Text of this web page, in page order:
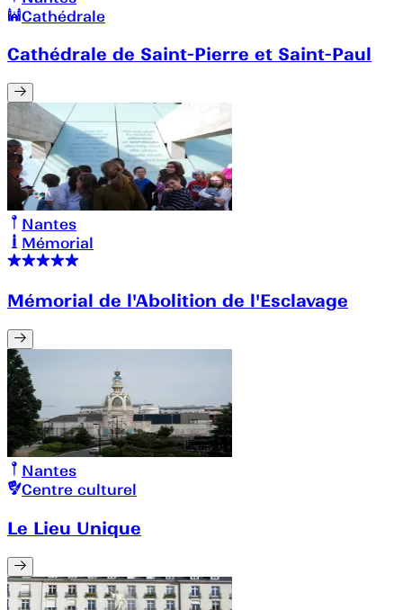
Cathédrale
Cathédrale de Saint-Pierre et Saint-Paul
Nantes
Mémorial
Mémorial de l'Abolition de l'Esclavage
Nantes
Centre culturel
Le Lieu Unique